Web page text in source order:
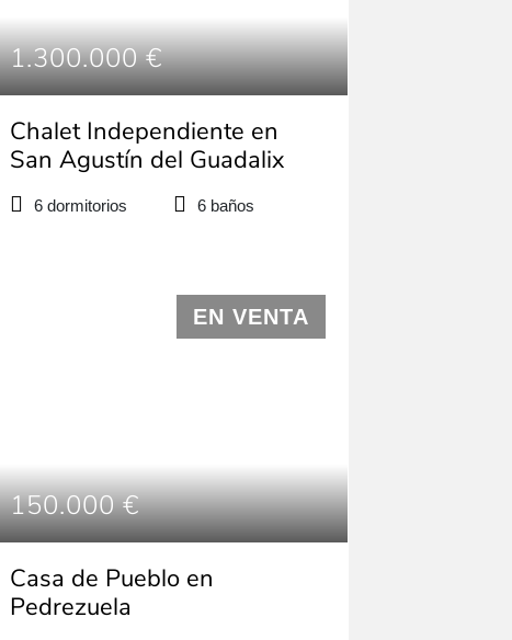
1.300.000 €
Chalet Independiente en
San Agustín del Guadalix
6 baños
6 dormitorios
EN VENTA
150.000 €
Casa de Pueblo en
Pedrezuela